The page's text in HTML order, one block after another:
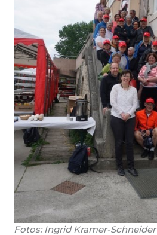
Fotos: Ingrid Kramer-Schneider